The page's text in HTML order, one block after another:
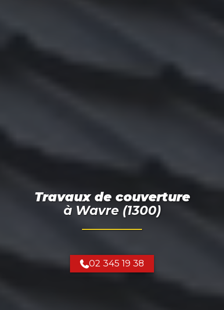
Travaux de couverture
à Wavre (1300)
02 345 19 38